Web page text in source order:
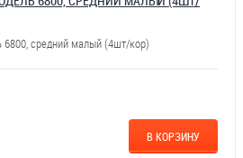
средний малый (4шт/кор)
В КОРЗИНУ